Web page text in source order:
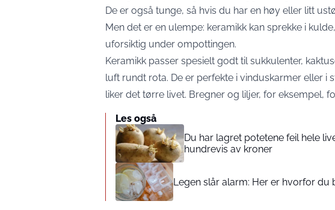
De er også tunge, så hvis du har en høy eller litt
Men det er en ulempe: keramikk kan sprekke i
uforsiktig under ompottingen.
Keramikk passer spesielt godt til sukkulenter,
luft rundt rota. De er perfekte i vinduskarmer eller i
liker det tørre livet. Bregner og liljer, for eksempel,
Les også
Du har lagret potetene feil hele
hundrevis av kroner
Legen slår alarm: Her er hvorfor du